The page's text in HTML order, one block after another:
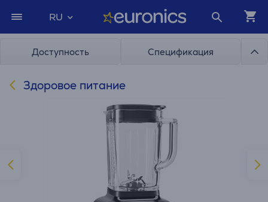
RU
Доступность Спецификация
Здоровое питание